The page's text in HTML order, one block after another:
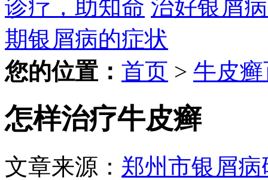
诊疗，助知命 治好银屑
期银屑病的症状
您的位置： 首页 > 牛皮
怎样治疗牛皮癣
文章来源： 郑州市银屑病